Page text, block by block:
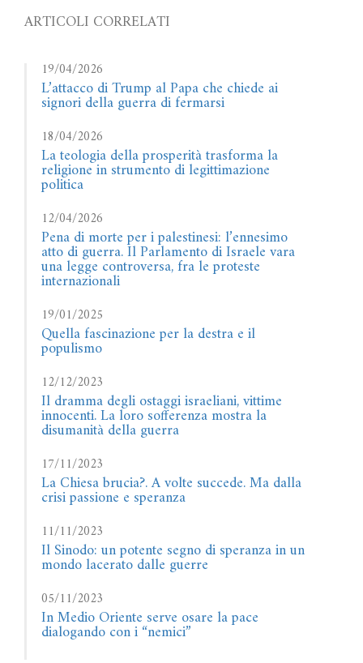
ARTICOLI CORRELATI
19/04/2026
L’attacco di Trump al Papa che chiede ai
signori della guerra di fermarsi
18/04/2026
La teologia della prosperità trasforma la
religione in strumento di legittimazione
politica
12/04/2026
Pena di morte per i palestinesi: l’ennesimo
atto di guerra. Il Parlamento di Israele vara
una legge controversa, fra le proteste
internazionali
19/01/2025
Quella fascinazione per la destra e il
populismo
12/12/2023
Il dramma degli ostaggi israeliani, vittime
innocenti. La loro sofferenza mostra la
disumanità della guerra
17/11/2023
La Chiesa brucia?. A volte succede. Ma dalla
crisi passione e speranza
11/11/2023
Il Sinodo: un potente segno di speranza in un
mondo lacerato dalle guerre
05/11/2023
In Medio Oriente serve osare la pace
dialogando con i “nemici”